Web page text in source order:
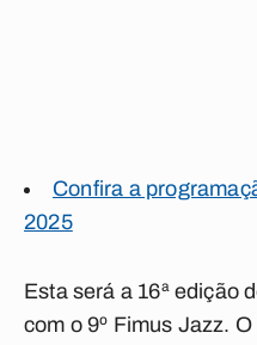
Confira a
2025
Esta será a 16ª edição
com o 9º Fimus Jazz.